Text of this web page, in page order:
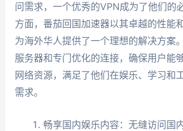
问需求，一个优秀的VPN成为了他们的
方面，番茄回国加速器以其卓越的性能
为海外华人提供了一个理想的解决方案
服务器和专门优化的连接，确保用户能
网络资源，满足了他们在娱乐、学习和
需求。
畅享国内娱乐内容：无缝访问国